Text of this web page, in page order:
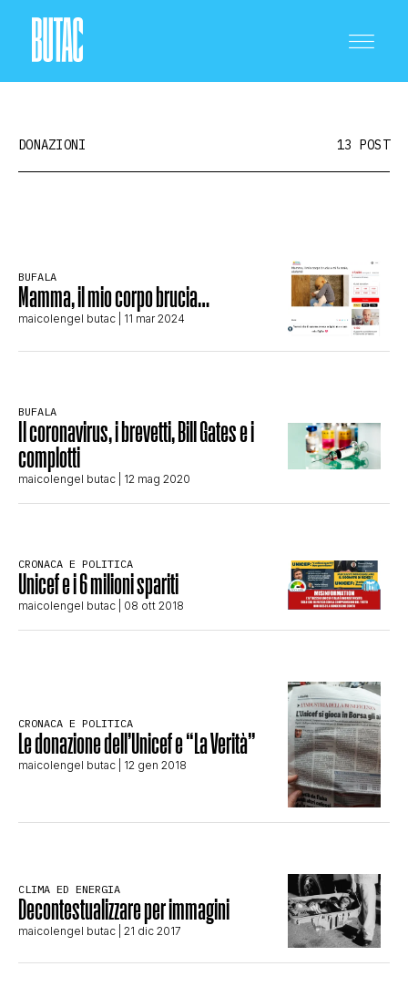
SCIENZA E TECNOLOGIA
STORIA E CITAZIONI
INTRATTENIMENTO
COMPLOTTI, LEGGENDE URBANE ED
EVERGREEN
TRUFFE E SOCIAL NETWORK
CONTATTI
DONAZIONI 13 POST
BUFALA
Mamma, il mio corpo brucia…
maicolengel butac | 11 mar 2024
BUFALA
Il coronavirus, i brevetti, Bill Gates e i
complotti
maicolengel butac | 12 mag 2020
CRONACA E POLITICA
Unicef e i 6 milioni spariti
maicolengel butac | 08 ott 2018
CRONACA E POLITICA
Le donazione dell’Unicef e “La Verità”
maicolengel butac | 12 gen 2018
CLIMA ED ENERGIA
Decontestualizzare per immagini
maicolengel butac | 21 dic 2017